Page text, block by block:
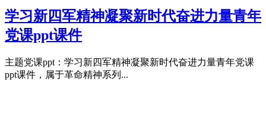
学习新四军精神凝聚新时代奋进力量青年
党课ppt课件
主题党课ppt：学习新四军精神凝聚新时代奋进力量青年党课
ppt课件，属于革命精神系列...